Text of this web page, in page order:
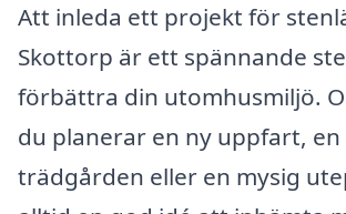
Att inleda ett projekt för
Skottorp är ett spännande
förbättra din utomhusmiljö.
du planerar en ny uppfart,
trädgården eller en mysig